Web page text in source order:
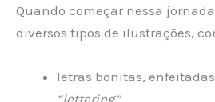
Quando começar nessa
diversos tipos de ilustrações,
letras bonitas,